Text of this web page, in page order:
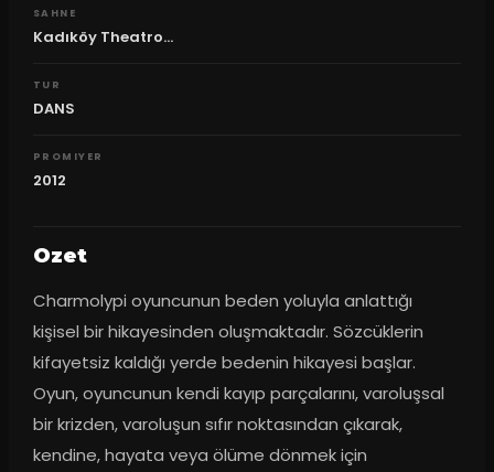
SAHNE
Kadıköy Theatro...
TUR
DANS
PROMIYER
2012
Ozet
Charmolypi oyuncunun beden yoluyla anlattığı
kişisel bir hikayesinden oluşmaktadır. Sözcüklerin
kifayetsiz kaldığı yerde bedenin hikayesi başlar.
Oyun, oyuncunun kendi kayıp parçalarını, varoluşsal
bir krizden, varoluşun sıfır noktasından çıkarak,
kendine, hayata veya ölüme dönmek için